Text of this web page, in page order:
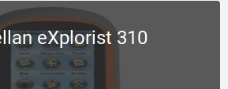
eXplorist 310